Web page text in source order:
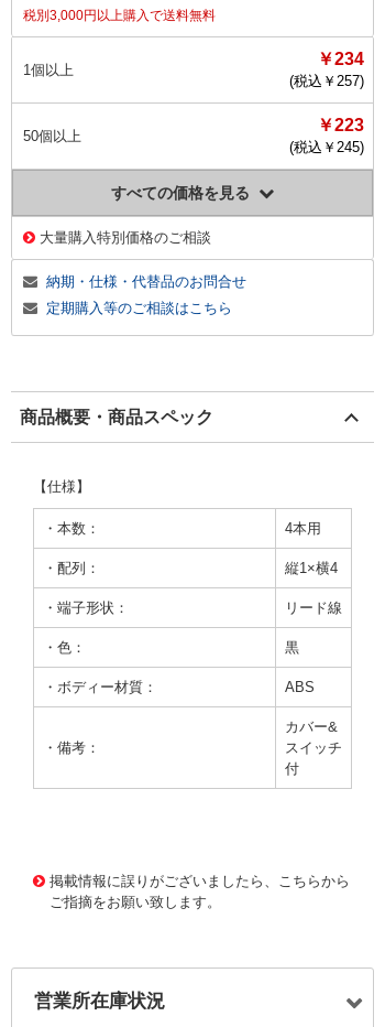
税別3,000円以上購入で送料無料
1個以上
￥234
(税込￥ 257)
50個以上
￥223
(税込￥ 245)
すべての価格を見る
大量購入特別価格のご相談
納期・仕様・代替品のお問合せ
定期購入等のご相談はこちら
商品概要・商品スペック
【仕様】
・本数： 4本用
・配列： 縦1×横4
・端子形状： リード線
・色： 黒
・ボディー材質： ABS
・備考：
カバー&
スイッチ
付
掲載情報に誤りがございましたら、こちらから
ご指摘をお願い致します。
営業所在庫状況